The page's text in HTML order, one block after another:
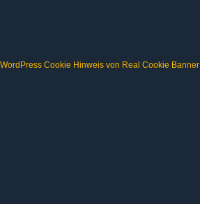
WordPress Cookie Hinweis von Real Cookie Banner